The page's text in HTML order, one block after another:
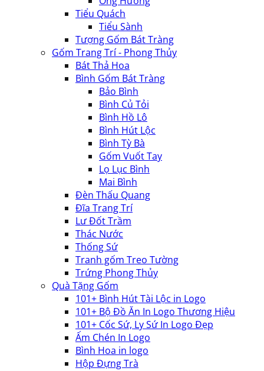
Tiểu Quách
Tiểu Sành
Tượng Gốm Bát Tràng
Gốm Trang Trí - Phong Thủy
Bát Thả Hoa
Bình Gốm Bát Tràng
Bảo Bình
Bình Củ Tỏi
Bình Hồ Lô
Bình Hút Lộc
Bình Tỳ Bà
Gốm Vuốt Tay
Lọ Lục Bình
Mai Bình
Đèn Thấu Quang
Đĩa Trang Trí
Lư Đốt Trầm
Thác Nước
Thống Sứ
Tranh gốm Treo Tường
Trứng Phong Thủy
Quà Tặng Gốm
101+ Bình Hút Tài Lộc in Logo
101+ Bộ Đồ Ăn In Logo Thương Hiệu
101+ Cốc Sứ, Ly Sứ In Logo Đẹp
Ấm Chén In Logo
Bình Hoa in logo
Hộp Đựng Trà